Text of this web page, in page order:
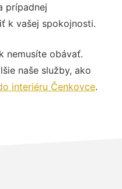
prípadnej
k vašej spokojnosti.
nemusíte obávať.
naše služby, ako
interiéru Čenkovce.